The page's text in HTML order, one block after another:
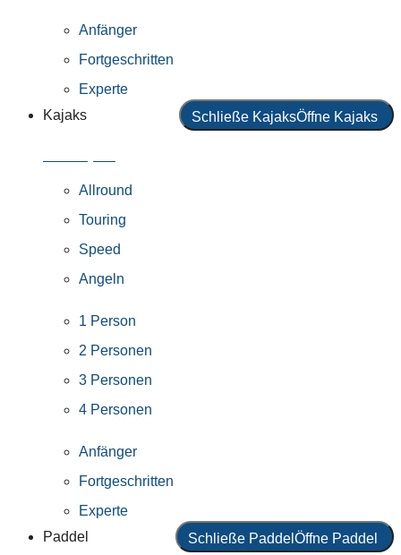
Anfänger
Fortgeschritten
Experte
Kajaks
Schließe KajaksÖffne Kajaks
Allround
Touring
Speed
Angeln
1 Person
2 Personen
3 Personen
4 Personen
Anfänger
Fortgeschritten
Experte
Paddel
Schließe Paddel Öffne Paddel